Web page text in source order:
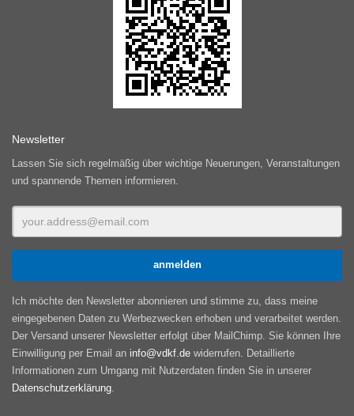
Newsletter
Lassen Sie sich regelmäßig über wichtige Neuerungen, Veranstaltungen
und spannende Themen informieren.
Ich möchte den Newsletter abonnieren und stimme zu, dass meine
eingegebenen Daten zu Werbezwecken erhoben und verarbeitet werden.
Der Versand unserer Newsletter erfolgt über MailChimp. Sie können Ihre
Einwilligung per Email an info@vdkf.de widerrufen. Detaillierte
Informationen zum Umgang mit Nutzerdaten finden Sie in unserer
Datenschutzerklärung.